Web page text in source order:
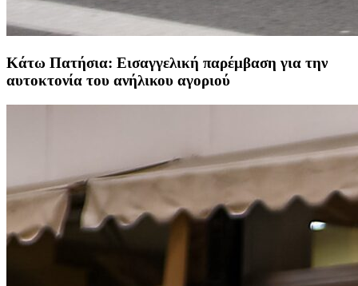
Κάτω Πατήσια: Εισαγγελική παρέμβαση για την
αυτοκτονία του ανήλικου αγοριού